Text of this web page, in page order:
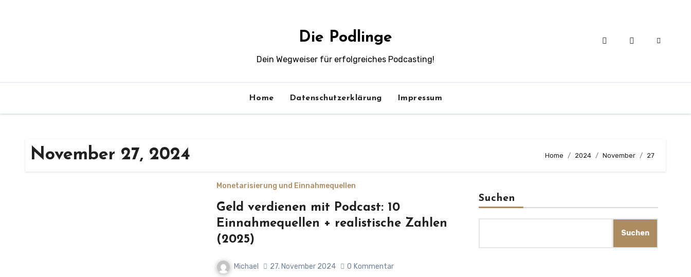
Die Podlinge
Dein Wegweiser für erfolgreiches Podcasting!
Home Datenschutzerklärung Impressum
November 27, 2024 Home 2024 November 27
Monetarisierung und Einnahmequellen
Geld verdienen mit Podcast: 10
Einnahmequellen + realistische Zahlen
(2025)
Michael 27. November 2024 0 Kommentar
Suchen
Suchen